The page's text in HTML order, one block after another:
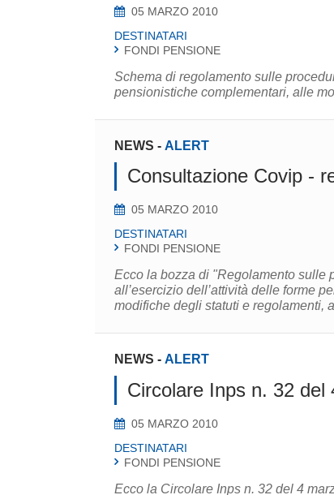
05 MARZO 2010
DESTINATARI
FONDI PENSIONE
Schema di regolamento sulle
pensionistiche complementari, alle
NEWS - ALERT
Consultazione Covip -
05 MARZO 2010
DESTINATARI
FONDI PENSIONE
Ecco la bozza di "Regolamento sulle
all’esercizio dell’attività delle forme
modifiche degli statuti e regolamenti,
NEWS - ALERT
Circolare Inps n. 32 del
05 MARZO 2010
DESTINATARI
FONDI PENSIONE
Ecco la Circolare Inps n. 32 del 4